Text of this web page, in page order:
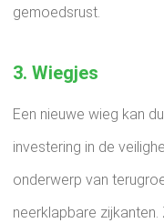
gemoedsrust.
3. Wiegjes
Een nieuwe wieg kan
investering in de
onderwerp van
neerklapbare zijkanten.